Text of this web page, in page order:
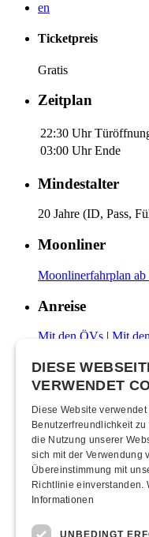
en
Ticketpreis
Gratis
Zeitplan
22:30 Uhr
03:00 Uhr Ende
Mindestalter
20 Jahre (ID, Pass,
Moonliner
Moonlinerfahrplan
Anreise
Mit den ÖVs | Mit
Zahlungsarten
Die Kulturfabrik
gängigen Debit- &
Wer über kein
Abendkasse ein
kostenlos beziehen
Übernachten
Hotel Kreuz
DIESE
VERWENDET
Diese Website
Benutzerfreundlichkeit
die Nutzung unserer
sich mit der Verwendung
Übereinstimmung mit
Richtlinie einverstanden.
Informationen
UNBEDINGT